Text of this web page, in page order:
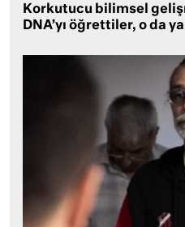
Korkutucu bilimsel
DNA’yı öğrettiler, o da